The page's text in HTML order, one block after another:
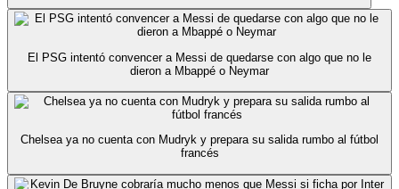
El PSG intentó convencer a Messi de quedarse con algo que no le
dieron a Mbappé o Neymar
Chelsea ya no cuenta con Mudryk y prepara su salida rumbo al fútbol
francés